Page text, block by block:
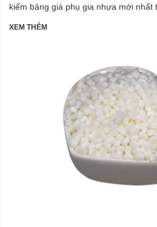
kiếm bảng giá phụ gia nhựa mới nhất
XEM THÊM